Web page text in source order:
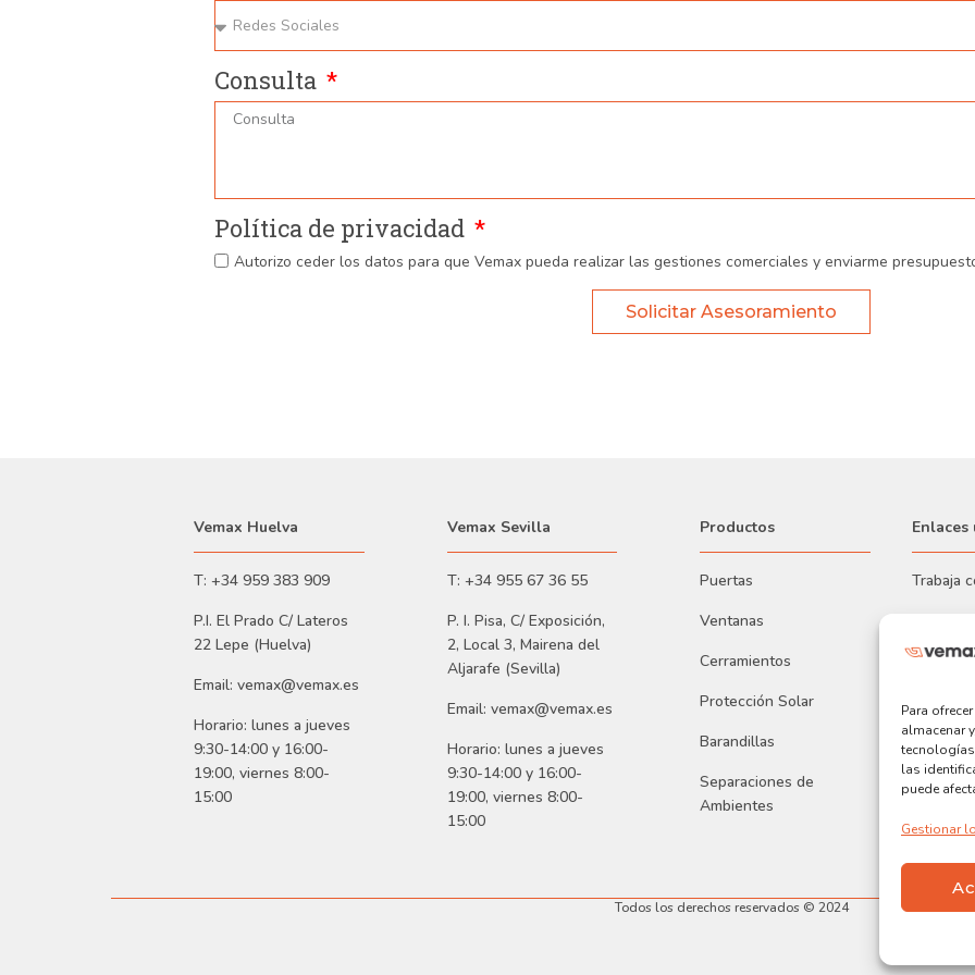
Para
almacenar
las
puede
Gestionar
Consulta
Política de privacidad
Autorizo ceder los datos para que Vemax pueda realizar las gestiones comerciales y enviarme
Solicitar Asesoramiento
Vemax Huelva
T: +34 959 383 909
P.I. El Prado C/ Lateros
22 Lepe (Huelva)
Email: vemax@vemax.es
Horario: lunes a jueves
9:30-14:00 y 16:00-
19:00, viernes 8:00-
15:00
Vemax Sevilla
T: +34 955 67 36 55
P. I. Pisa, C/ Exposición,
2, Local 3, Mairena del
Aljarafe (Sevilla)
Email: vemax@vemax.es
Horario: lunes a jueves
9:30-14:00 y 16:00-
19:00, viernes 8:00-
15:00
Productos
Puertas
Ventanas
Cerramientos
Protección Solar
Barandillas
Separaciones de
Ambientes
Enlaces
Trabaja
Nuestra
Blog
Todos los derechos reservados © 2024